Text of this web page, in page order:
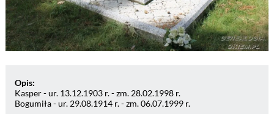
Opis:
Kasper - ur. 13.12.1903 r. - zm. 28.02.1998 r.
Bogumiła - ur. 29.08.1914 r. - zm. 06.07.1999 r.